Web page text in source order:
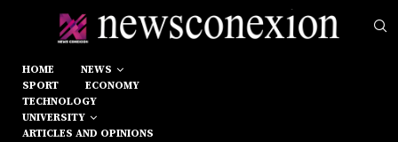
HOME
NEWS
SPORT
ECONOMY
TECHNOLOGY
UNIVERSITY
ARTICLES AND OPINIONS